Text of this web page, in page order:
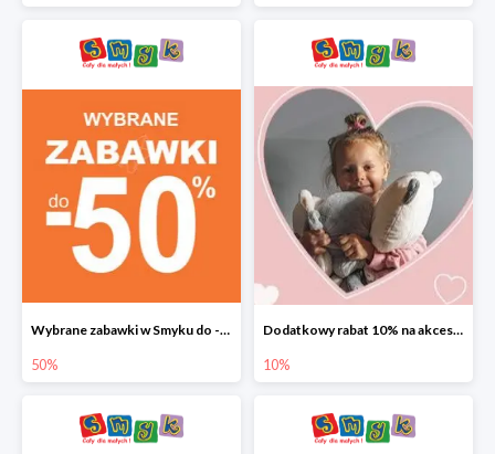
Wybrane zabawki w Smyku do -50%
50%
Dodatkowy rabat 10% na akcesoria dziecięce
10%